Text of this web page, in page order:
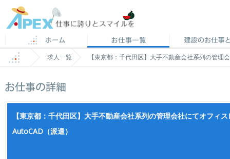
求人一覧 【東京都：千代田区】大手不動産会社系列の管
【東京都：千代田区】大手不動産会社系列の管理会社にてオフィ
AutoCAD（派遣）